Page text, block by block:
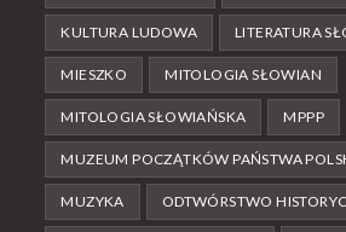
KULTURA LUDOWA LITERATURA
MIESZKO MITOLOGIA SŁOWIAN
MITOLOGIA SŁOWIAŃSKA MPPP
MUZEUM POCZĄTKÓW PAŃSTWA
MUZYKA ODTWÓRSTWO